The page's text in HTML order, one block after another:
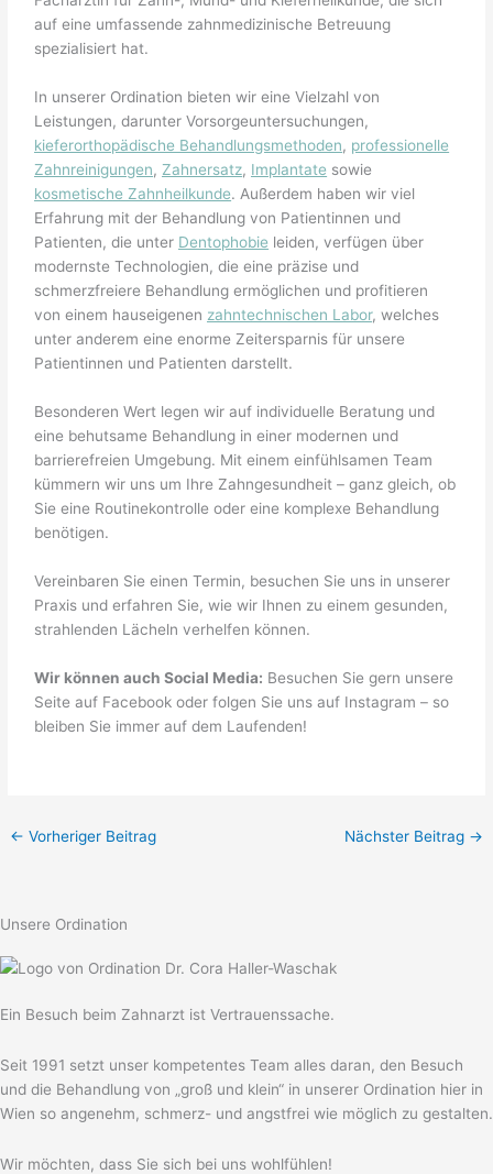
auf eine umfassende zahnmedizinische Betreuung
spezialisiert hat.
In unserer Ordination bieten wir eine Vielzahl von
Leistungen, darunter Vorsorgeuntersuchungen,
kieferorthopädische Behandlungsmethoden, professionelle
Zahnreinigungen, Zahnersatz, Implantate sowie
kosmetische Zahnheilkunde. Außerdem haben wir viel
Erfahrung mit der Behandlung von Patientinnen und
Patienten, die unter Dentophobie leiden, verfügen über
modernste Technologien, die eine präzise und
schmerzfreiere Behandlung ermöglichen und profitieren
von einem hauseigenen zahntechnischen Labor, welches
unter anderem eine enorme Zeitersparnis für unsere
Patientinnen und Patienten darstellt.
Besonderen Wert legen wir auf individuelle Beratung und
eine behutsame Behandlung in einer modernen und
barrierefreien Umgebung. Mit einem einfühlsamen Team
kümmern wir uns um Ihre Zahngesundheit – ganz gleich, ob
Sie eine Routinekontrolle oder eine komplexe Behandlung
benötigen.
Vereinbaren Sie einen Termin, besuchen Sie uns in unserer
Praxis und erfahren Sie, wie wir Ihnen zu einem gesunden,
strahlenden Lächeln verhelfen können.
Wir können auch Social Media: Besuchen Sie gern unsere
Seite auf Facebook oder folgen Sie uns auf Instagram – so
bleiben Sie immer auf dem Laufenden!
← Vorheriger Beitrag Nächster Beitrag →
Unsere Ordination
Ein Besuch beim Zahnarzt ist Vertrauenssache.
Seit 1991 setzt unser kompetentes Team alles daran, den Besuch
und die Behandlung von „groß und klein“ in unserer Ordination hier in
Wien so angenehm, schmerz- und angstfrei wie möglich zu gestalten.
Wir möchten, dass Sie sich bei uns wohlfühlen!